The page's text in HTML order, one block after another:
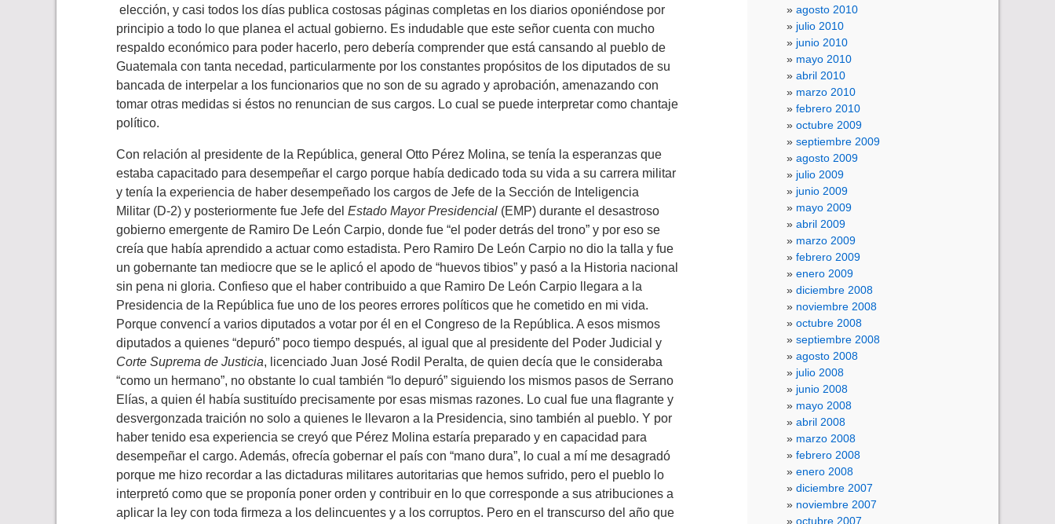
elección, y casi todos los días publica costosas páginas completas en los diarios oponiéndose por
principio a todo lo que planea el actual gobierno. Es indudable que este señor cuenta con mucho
respaldo económico para poder hacerlo, pero debería comprender que está cansando al pueblo de
Guatemala con tanta necedad, particularmente por los constantes propósitos de los diputados de su
bancada de interpelar a los funcionarios que no son de su agrado y aprobación, amenazando con
tomar otras medidas si éstos no renuncian de sus cargos. Lo cual se puede interpretar como chantaje
político.
Con relación al presidente de la República, general Otto Pérez Molina, se tenía la esperanzas que
estaba capacitado para desempeñar el cargo porque había dedicado toda su vida a su carrera militar
y tenía la experiencia de haber desempeñado los cargos de Jefe de la Sección de Inteligencia
Militar (D-2) y posteriormente fue Jefe del Estado Mayor Presidencial (EMP) durante el desastroso
gobierno emergente de Ramiro De León Carpio, donde fue “el poder detrás del trono” y por eso se
creía que había aprendido a actuar como estadista. Pero Ramiro De León Carpio no dio la talla y fue
un gobernante tan mediocre que se le aplicó el apodo de “huevos tibios” y pasó a la Historia nacional
sin pena ni gloria. Confieso que el haber contribuido a que Ramiro De León Carpio llegara a la
Presidencia de la República fue uno de los peores errores políticos que he cometido en mi vida.
Porque convencí a varios diputados a votar por él en el Congreso de la República. A esos mismos
diputados a quienes “depuró” poco tiempo después, al igual que al presidente del Poder Judicial y
Corte Suprema de Justicia, licenciado Juan José Rodil Peralta, de quien decía que le consideraba
“como un hermano”, no obstante lo cual también “lo depuró” siguiendo los mismos pasos de Serrano
Elías, a quien él había sustituído precisamente por esas mismas razones. Lo cual fue una flagrante y
desvergonzada traición no solo a quienes le llevaron a la Presidencia, sino también al pueblo. Y por
haber tenido esa experiencia se creyó que Pérez Molina estaría preparado y en capacidad para
desempeñar el cargo. Además, ofrecía gobernar el país con “mano dura”, lo cual a mí me desagradó
porque me hizo recordar a las dictaduras militares autoritarias que hemos sufrido, pero el pueblo lo
interpretó como que se proponía poner orden y contribuir en lo que corresponde a sus atribuciones a
aplicar la ley con toda firmeza a los delincuentes y a los corruptos. Pero en el transcurso del año que
agosto 2010
julio 2010
junio 2010
mayo 2010
abril 2010
marzo 2010
febrero 2010
octubre 2009
septiembre 2009
agosto 2009
julio 2009
junio 2009
mayo 2009
abril 2009
marzo 2009
febrero 2009
enero 2009
diciembre 2008
noviembre 2008
octubre 2008
septiembre 2008
agosto 2008
julio 2008
junio 2008
mayo 2008
abril 2008
marzo 2008
febrero 2008
enero 2008
diciembre 2007
noviembre 2007
octubre 2007